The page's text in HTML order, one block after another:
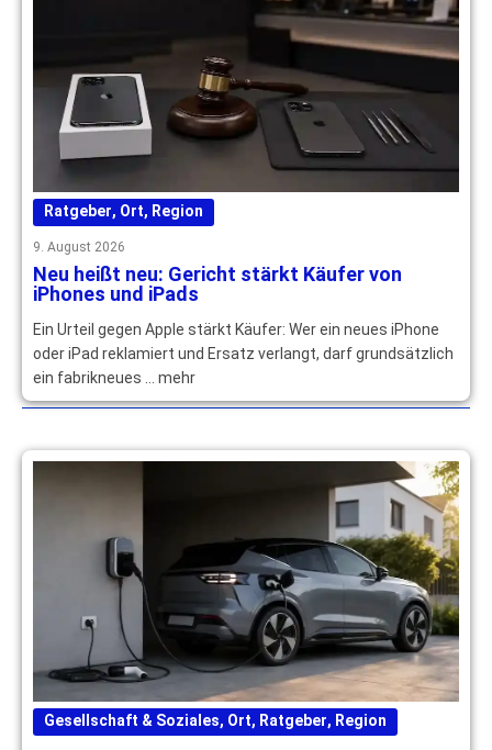
Ratgeber, Ort, Region
9. August 2026
Neu heißt neu: Gericht stärkt Käufer von
iPhones und iPads
Ein Urteil gegen Apple stärkt Käufer: Wer ein neues iPhone
oder iPad reklamiert und Ersatz verlangt, darf grundsätzlich
ein fabrikneues … mehr
Gesellschaft & Soziales, Ort, Ratgeber, Region